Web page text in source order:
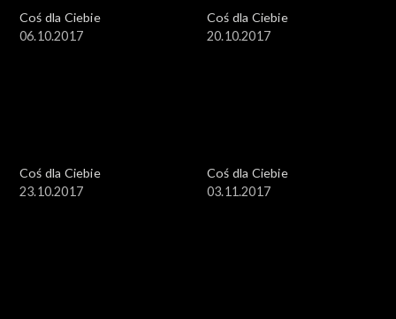
Coś dla Ciebie
06.10.2017
Coś dla Ciebie
20.10.2017
Coś dla Ciebie
23.10.2017
Coś dla Ciebie
03.11.2017